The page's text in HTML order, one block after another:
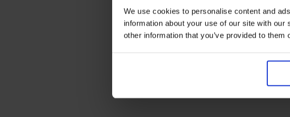
We use cookies to personalise content and
information about your use of our site with
other information that you’ve provided to